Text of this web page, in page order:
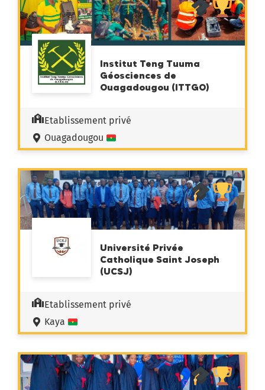
Institut Teng Tuuma
Géosciences de
Ouagadougou (ITTGO)
Etablissement privé
Ouagadougou
Université Privée
Catholique Saint Joseph
(UCSJ)
Etablissement privé
Kaya